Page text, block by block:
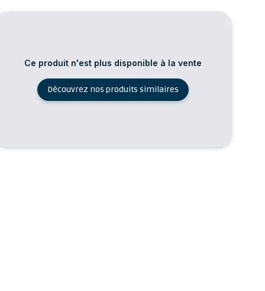
Ce produit n'est plus disponible à la vente
Découvrez nos produits similaires